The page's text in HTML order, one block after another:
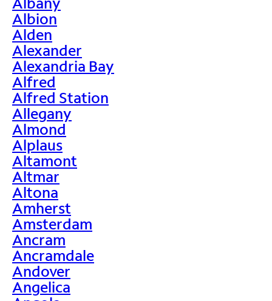
Albion
Alden
Alexander
Alexandria Bay
Alfred
Alfred Station
Allegany
Almond
Alplaus
Altamont
Altmar
Altona
Amherst
Amsterdam
Ancram
Ancramdale
Andover
Angelica